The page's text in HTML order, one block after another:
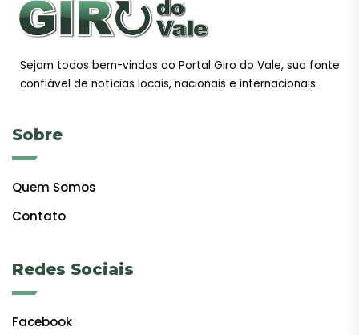
Sejam todos bem-vindos ao Portal Giro do Vale, sua fonte
confiável de notícias locais, nacionais e internacionais.
Sobre
Quem Somos
Contato
Redes Sociais
Facebook